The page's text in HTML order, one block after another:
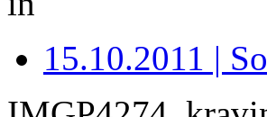
15.10.2011 |